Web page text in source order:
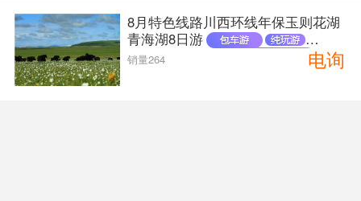
租车包车
8月特色线路川西环线年保玉则花湖
青海湖8日游
销量264 电询